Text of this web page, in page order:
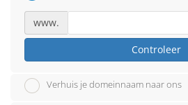
www.
Controleer
Verhuis je domeinnaam naar ons